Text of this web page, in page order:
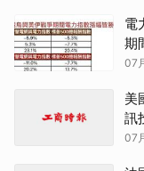
電
期
07
美
訊
07